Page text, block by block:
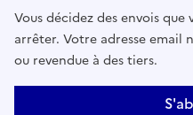
Vous décidez des envois
arrêter. Votre adresse email
ou revendue à des tiers.